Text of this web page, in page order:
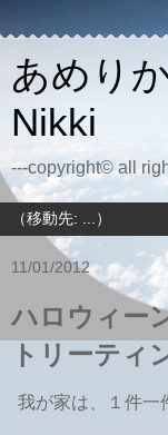
あめり
Nikki
---copyright© all
11/01/2012
ハロウィー
トリーティ
我が家は、１件一